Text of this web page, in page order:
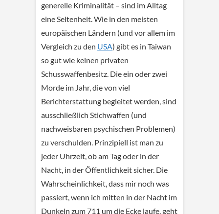
generelle Kriminalität – sind im Alltag
eine Seltenheit. Wie in den meisten
europäischen Ländern (und vor allem im
Vergleich zu den USA) gibt es in Taiwan
so gut wie keinen privaten
Schusswaffenbesitz. Die ein oder zwei
Morde im Jahr, die von viel
Berichterstattung begleitet werden, sind
ausschließlich Stichwaffen (und
nachweisbaren psychischen Problemen)
zu verschulden. Prinzipiell ist man zu
jeder Uhrzeit, ob am Tag oder in der
Nacht, in der Öffentlichkeit sicher. Die
Wahrscheinlichkeit, dass mir noch was
passiert, wenn ich mitten in der Nacht im
Dunkeln zum 711 um die Ecke laufe, geht